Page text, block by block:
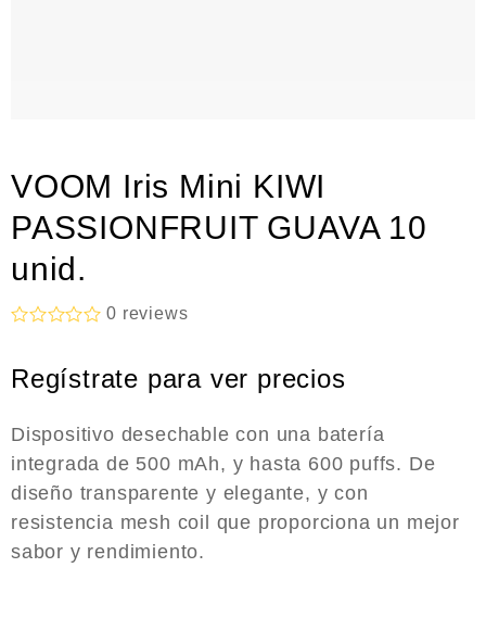
VOOM Iris Mini KIWI
PASSIONFRUIT GUAVA 10
unid.
t
e
0
o
u
t
o
f
0 reviews
Regístrate para ver precios
Dispositivo desechable con una batería
integrada de 500 mAh, y hasta 600 puffs. De
diseño transparente y elegante, y con
resistencia mesh coil que proporciona un mejor
sabor y rendimiento.